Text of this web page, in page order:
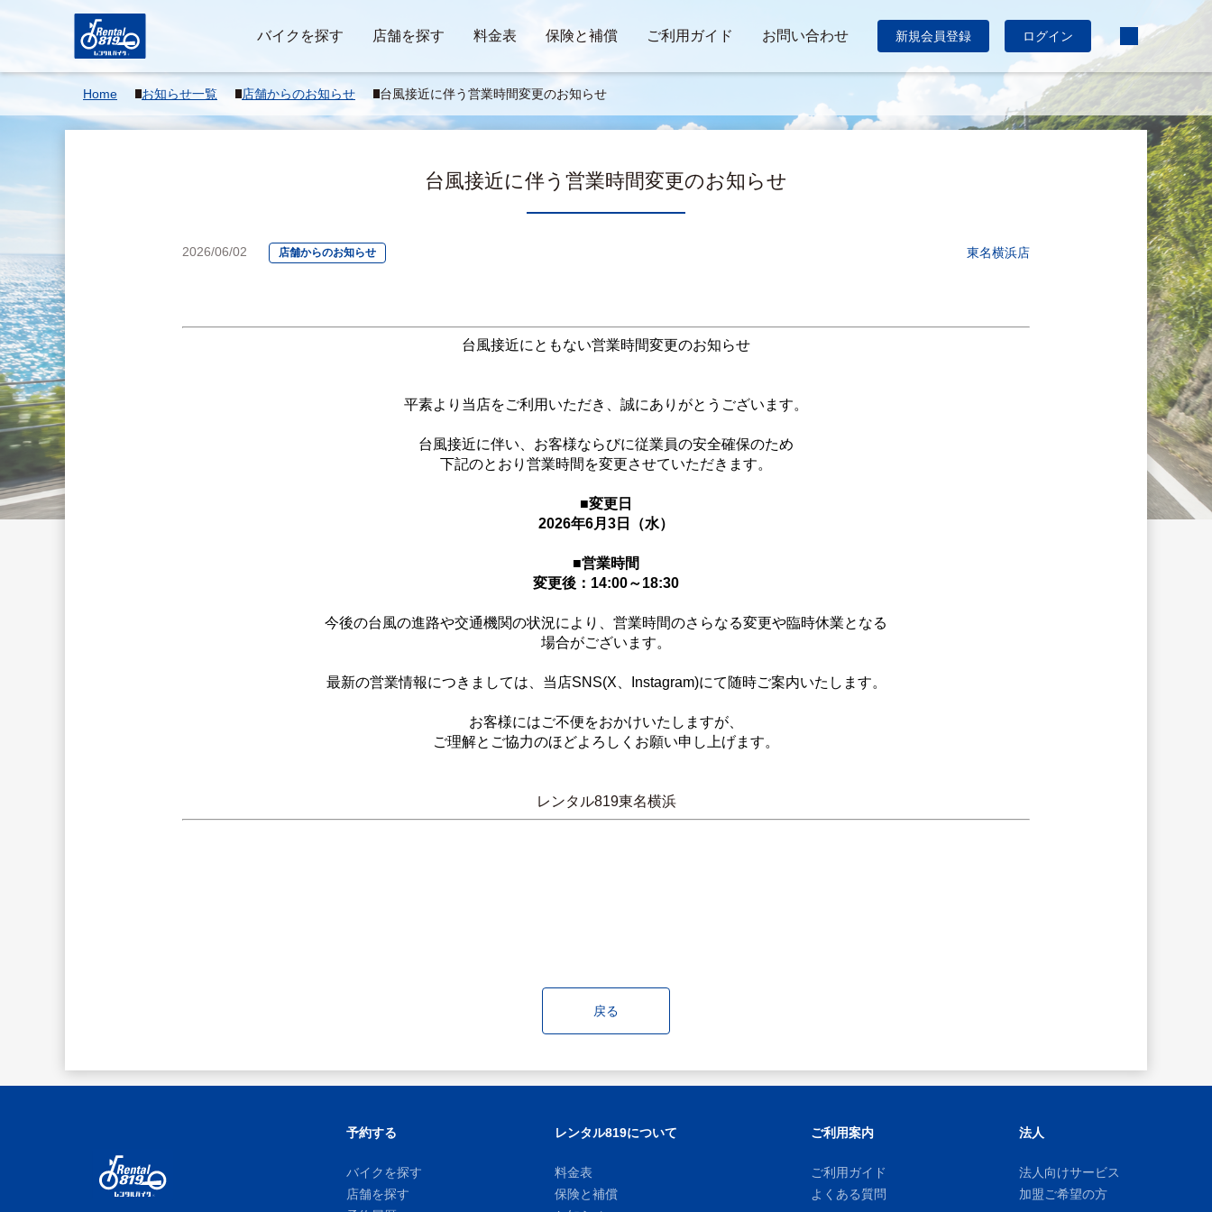
バイクを探す 店舗を探す 料金表 保険と補償 ご利用ガイド お問い合わせ 新規会員登録 ログイン
Home お知らせ一覧 店舗からのお知らせ 台風接近に伴う営業時間変更のお知らせ
台風接近に伴う営業時間変更のお知らせ
2026/06/02 店舗からのお知らせ 東名横浜店
台風接近にともない営業時間変更のお知らせ
平素より当店をご利用いただき、誠にありがとうございます。
台風接近に伴い、お客様ならびに従業員の安全確保のため
下記のとおり営業時間を変更させていただきます。
■変更日
2026年6月3日（水）
■営業時間
変更後：14:00～18:30
今後の台風の進路や交通機関の状況により、営業時間のさらなる変更や臨時休業となる
場合がございます。
最新の営業情報につきましては、当店SNS(X、Instagram)にて随時ご案内いたします。
お客様にはご不便をおかけいたしますが、
ご理解とご協力のほどよろしくお願い申し上げます。
レンタル819東名横浜
戻る
予約する
バイクを探す
店舗を探す
レンタル819について
料金表
保険と補償
ご利用案内
ご利用ガイド
よくある質問
法人
法人向けサービス
加盟ご希望の方